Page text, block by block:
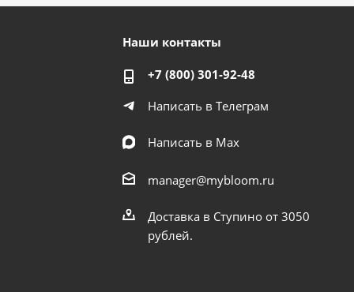
Наши контакты
+7 (800) 301-92-48
Написать в Телеграм
Написать в Мах
manager@mybloom.ru
Доставка в Ступино от 3050
рублей.